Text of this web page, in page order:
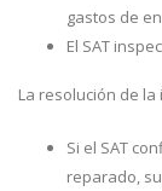
gastos de
El SAT
La resolución de
Si el SAT
reparado,